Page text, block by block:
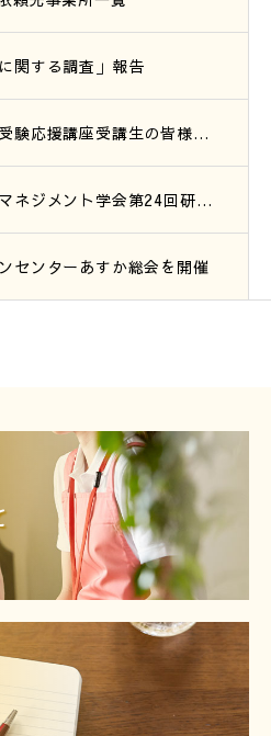
関する調査」報告
ケアマネ受験応援講座受講生の皆様へ、連絡です。
日本ケアマネジメント学会第24回研究大会参加報告
センターあすか総会を開催